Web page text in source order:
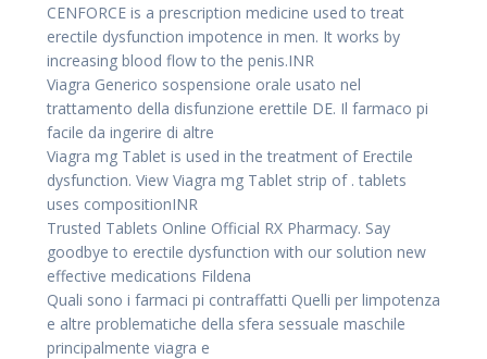
CENFORCE is a prescription medicine used to treat
erectile dysfunction impotence in men. It works by
increasing blood flow to the penis.INR
Viagra Generico sospensione orale usato nel
trattamento della disfunzione erettile DE. Il farmaco pi
facile da ingerire di altre
Viagra mg Tablet is used in the treatment of Erectile
dysfunction. View Viagra mg Tablet strip of . tablets
uses compositionINR
Trusted Tablets Online Official RX Pharmacy. Say
goodbye to erectile dysfunction with our solution new
effective medications Fildena
Quali sono i farmaci pi contraffatti Quelli per limpotenza
e altre problematiche della sfera sessuale maschile
principalmente viagra e